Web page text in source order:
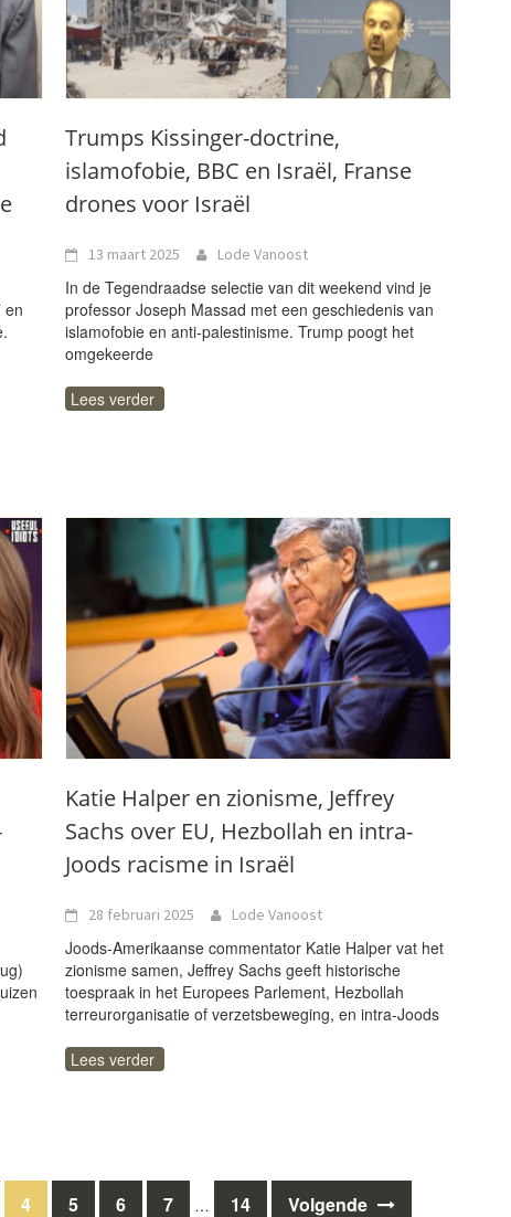
en
Trumps Kissinger-doctrine,
islamofobie, BBC en Israël, Franse
drones voor Israël
13 maart 2025 Lode Vanoost
In de Tegendraadse selectie van dit weekend vind je
professor Joseph Massad met een geschiedenis van
islamofobie en anti-palestinisme. Trump poogt het
omgekeerde
Lees verder
Katie Halper en zionisme, Jeffrey
Sachs over EU, Hezbollah en intra-
Joods racisme in Israël
28 februari 2025 Lode Vanoost
Joods-Amerikaanse commentator Katie Halper vat het
zionisme samen, Jeffrey Sachs geeft historische
toespraak in het Europees Parlement, Hezbollah
terreurorganisatie of verzetsbeweging, en intra-Joods
Lees verder
4 5 6 7 … 14 Volgende